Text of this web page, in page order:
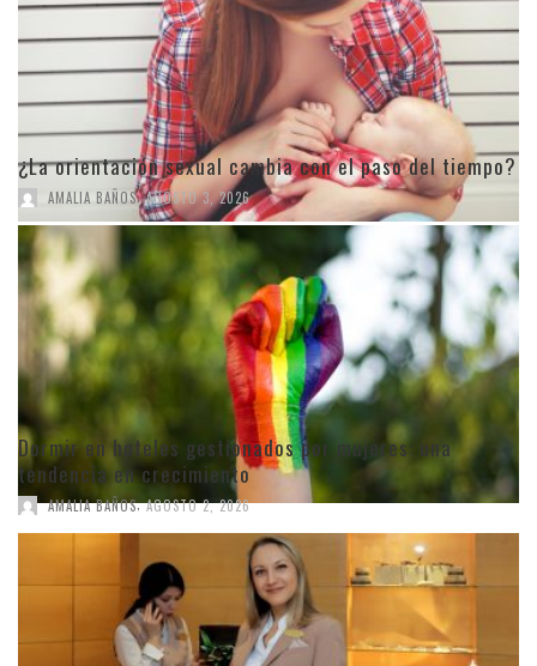
¿La orientación sexual cambia con el paso del tiempo?
AMALIA BAÑOS, AGOSTO 3, 2026
Dormir en hoteles gestionados por mujeres: una
tendencia en crecimiento
AMALIA BAÑOS, AGOSTO 2, 2026